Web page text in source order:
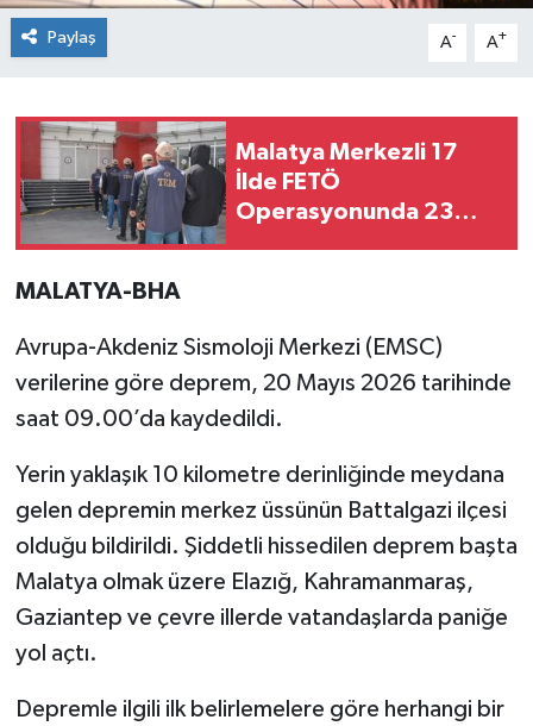
Paylaş A- A+
Malatya Merkezli 17
İlde FETÖ
Operasyonunda 23
MALATYA-BHA
Avrupa-Akdeniz Sismoloji Merkezi (EMSC)
verilerine göre deprem, 20 Mayıs 2026 tarihinde
saat 09.00’da kaydedildi.
Yerin yaklaşık 10 kilometre derinliğinde meydana
gelen depremin merkez üssünün Battalgazi ilçesi
olduğu bildirildi. Şiddetli hissedilen deprem başta
Malatya olmak üzere Elazığ, Kahramanmaraş,
Gaziantep ve çevre illerde vatandaşlarda paniğe
yol açtı.
Depremle ilgili ilk belirlemelere göre herhangi bir